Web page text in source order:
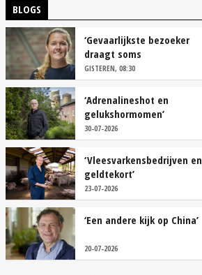
BLOGS
‘Gevaarlijkste bezoeker
draagt soms
overschoenen’
GISTEREN, 08:30
‘Adrenalineshot en
gelukshormomen’
30-07-2026
‘Vleesvarkensbedrijven en
geldtekort’
23-07-2026
‘Een andere kijk op China’
20-07-2026